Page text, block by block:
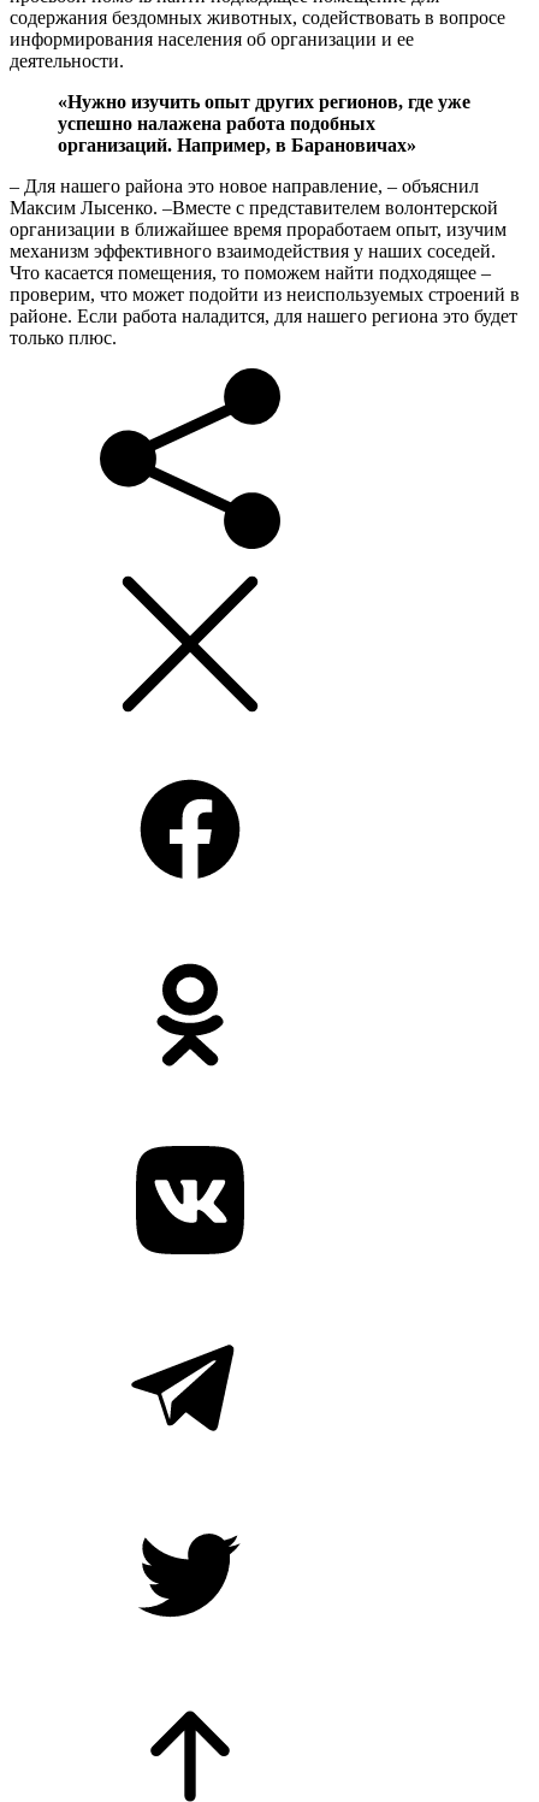
содержания бездомных животных, содействовать в вопросе
информирования населения об организации и ее
деятельности.
«Нужно изучить опыт других регионов, где уже
успешно налажена работа подобных
организаций. Например, в Барановичах»
– Для нашего района это новое направление, – объяснил
Максим Лысенко. –Вместе с представителем волонтерской
организации в ближайшее время проработаем опыт, изучим
механизм эффективного взаимодействия у наших соседей.
Что касается помещения, то поможем найти подходящее –
проверим, что может подойти из неиспользуемых строений в
районе. Если работа наладится, для нашего региона это будет
только плюс.